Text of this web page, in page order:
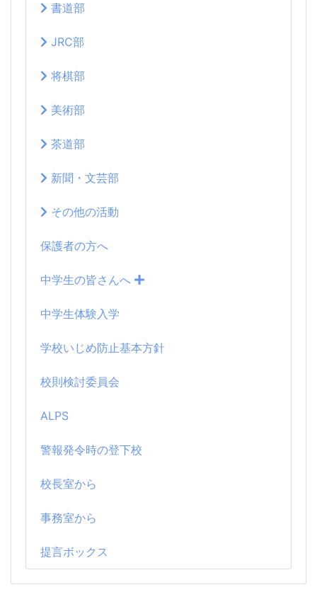
書道部
JRC部
将棋部
美術部
茶道部
新聞・文芸部
その他の活動
保護者の方へ
中学生の皆さんへ
中学生体験入学
学校いじめ防止基本方針
校則検討委員会
ALPS
警報発令時の登下校
校長室から
事務室から
提言ボックス